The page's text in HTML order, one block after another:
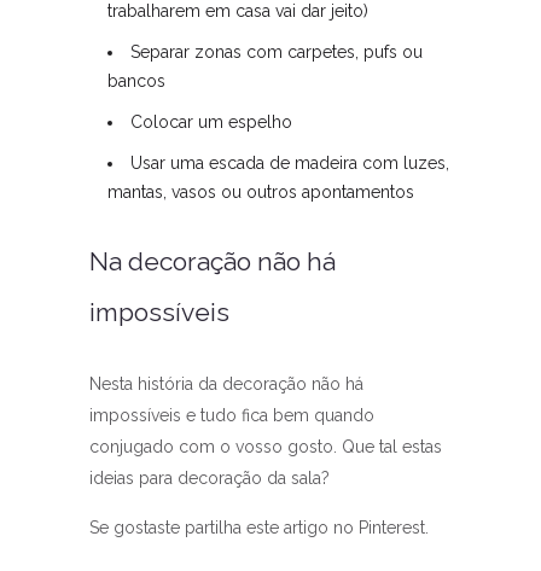
trabalharem em casa vai dar jeito)
Separar zonas com carpetes, pufs ou
bancos
Colocar um espelho
Usar uma escada de madeira com luzes,
mantas, vasos ou outros apontamentos
Na decoração não há
impossíveis
Nesta história da decoração não há
impossíveis e tudo fica bem quando
conjugado com o vosso gosto. Que tal estas
ideias para decoração da sala?
Se gostaste partilha este artigo no Pinterest.